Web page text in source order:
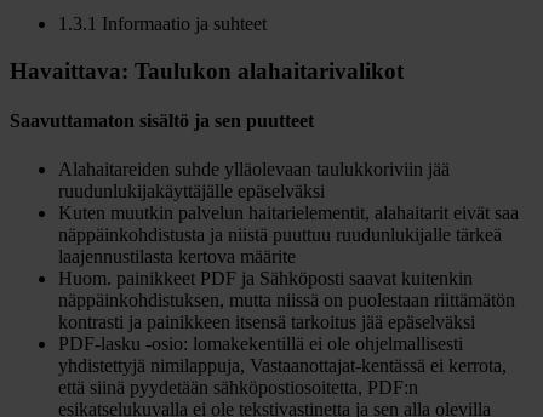
1.3.1 Informaatio ja suhteet
Havaittava: Taulukon alahaitarivalikot
Saavuttamaton sisältö ja sen puutteet
Alahaitareiden suhde ylläolevaan taulukkoriviin jää
ruudunlukijakäyttäjälle epäselväksi
Kuten muutkin palvelun haitarielementit, alahaitarit eivät saa
näppäinkohdistusta ja niistä puuttuu ruudunlukijalle tärkeä
laajennustilasta kertova määrite
Huom. painikkeet PDF ja Sähköposti saavat kuitenkin
näppäinkohdistuksen, mutta niissä on puolestaan riittämätön
kontrasti ja painikkeen itsensä tarkoitus jää epäselväksi
PDF-lasku -osio: lomakekentillä ei ole ohjelmallisesti
yhdistettyjä nimilappuja, Vastaanottajat-kentässä ei kerrota,
että siinä pyydetään sähköpostiosoitetta, PDF:n
esikatselukuvalla ei ole tekstivastinetta ja sen alla olevilla